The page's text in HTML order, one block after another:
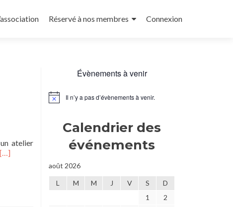
Réservé à nos membres Connexion
atelier
En
[…]
Évènements à venir
Notice Il n’y a pas d’évènements à venir.
Calendrier des
événements
août 2026
L M M J V S
D
1
2